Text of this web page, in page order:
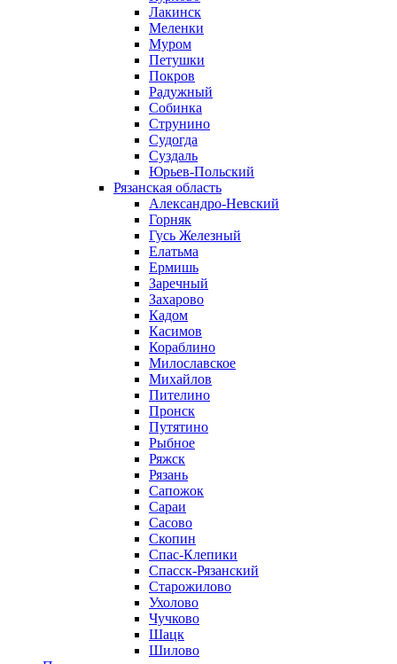
Лакинск
Меленки
Муром
Петушки
Покров
Радужный
Собинка
Струнино
Судогда
Суздаль
Юрьев-Польский
Рязанская область
Александро-Невский
Горняк
Гусь Железный
Елатьма
Ермишь
Заречный
Захарово
Кадом
Касимов
Кораблино
Милославское
Михайлов
Пителино
Пронск
Путятино
Рыбное
Ряжск
Рязань
Сапожок
Сараи
Сасово
Скопин
Спас-Клепики
Спасск-Рязанский
Старожилово
Ухолово
Чучково
Шацк
Шилово